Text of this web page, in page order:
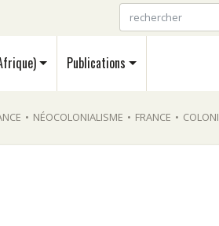
Publications
• NÉOCOLONIALISME • FRANCE •